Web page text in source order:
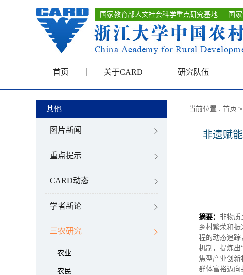
国家教育部人文社会科学重点研究基地 国
首页 关于CARD 研究队伍
其他
图片新闻
重点提示
CARD动态
学者新论
三农研究
农业
农民
当前位置 : 首页 >
非遗赋
摘要： 非物质
乡村繁荣和
程的动态追踪
机制，提炼出
焦型产业创新
群体富裕迈向